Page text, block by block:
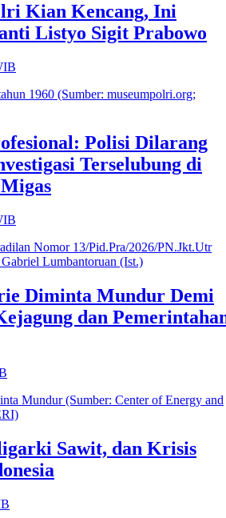
Kian Kencang, Ini
Listyo Sigit Prabowo
Polisi Dilarang
Terselubung di
Diminta Mundur Demi
dan
Sawit, dan Krisis